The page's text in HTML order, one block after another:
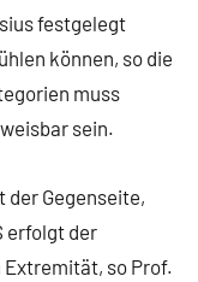
festgelegt
können, so die
muss
sein.
der Gegenseite,
erfolgt der
so Prof.